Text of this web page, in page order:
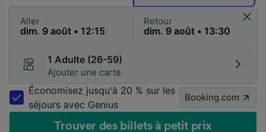
Aller Retour
1 Adulte (26-59)
Ajouter une carte
Économisez jusqu'à 20 % sur les
séjours avec Genius
Booking.com
Trouver des billets à petit prix